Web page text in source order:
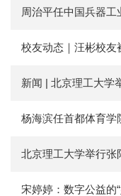
工
生
友
闻
ENGLISH
周治平任中国兵器
校友动态｜汪彬校友
共产党员”称号
新闻 | 北京理工大学
基金捐赠仪式
杨海滨任首都体育学
北京理工大学举行张
宋婷婷：数字公益的“